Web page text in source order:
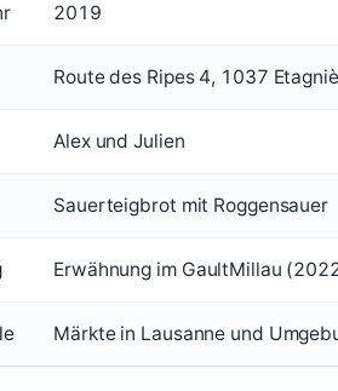
2019
Route des Ripes 4, 1037
Alex und Julien
Sauerteigbrot mit Roggensauer
Erwähnung im GaultMillau
Märkte in Lausanne und